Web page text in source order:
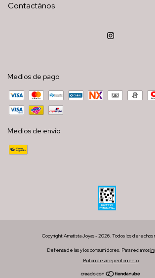
Contactános
Medios de pago
Medios de envío
Copyright Amatista Joyas - 2026. Todos los derechos
Defensa de las y los consumidores. Para reclamos
Botón de arrepentimiento